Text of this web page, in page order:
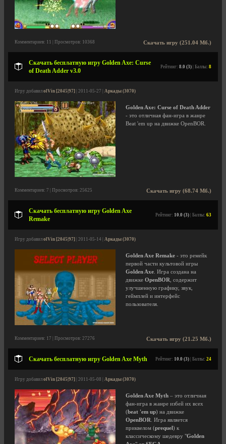
Скачать игру (251.04 Мб.)
Комментариев: 11 | Просмотров: 10368
Скачать бесплатную игру Golden Axe: Curse
of Death Adder v3.0
Рейтинг: 8.0 (3) | Баллы: 8
Игру добавил olVin [2045|97] | 2011-05-27 | Аркады (3070)
Golden Axe: Curse of Death Adder
- это отличная фан-игра в жанре
Beat 'em up на движке OpenBOR.
Скачать игру (68.74 Мб.)
Комментариев: 7 | Просмотров: 25625
Скачать бесплатную игру Golden Axe
Remake
Рейтинг: 10.0 (3) | Баллы: 63
Игру добавил olVin [2045|97] | 2011-05-14 | Аркады (3070)
Golden Axe Remake - это ремейк
первой части культовой игры
Golden Axe . Игра создана на
движке OpenBOR , содержит
улучшенную графику, звук,
геймплей и интерфейс
пользователя.
Скачать игру (21.25 Мб.)
Комментариев: 17 | Просмотров: 27276
Скачать бесплатную игру Golden Axe Myth Рейтинг: 10.0 (3) | Баллы: 24
Игру добавил olVin [2045|97] | 2011-05-08 | Аркады (3070)
Golden Axe Myth – это отличная
фан-игра в жанре избей их всех
(beat 'em up) на движке
OpenBOR . Игра является
приквелом (prequel) к
классическому шедевру "Golden